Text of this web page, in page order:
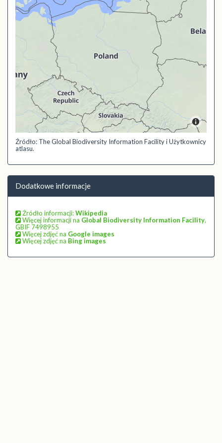
Źródło: The Global Biodiversity Information Facility i Użytkownicy
atlasu.
Dodatkowe informacje
Źródło informacji:Wikipedia
Więcej informacji na Global Biodiversity Information Facility,
GBIF 7498955
Więcej zdjęć na Google images
Więcej zdjęć na Bing images